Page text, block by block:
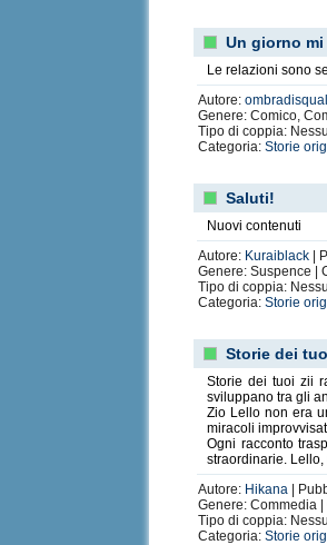
Un giorno
Le relazioni sono
Autore:
Genere: Comico,
Tipo di coppia:
Categoria:Storie
Saluti!
Nuovi contenuti
Autore: Kuraiblack |
Genere: Suspence |
Tipo di coppia:
Categoria:Storie
Storie dei
Storie dei tuoi zii
sviluppano tra gli
Zio Lello non era
miracoli
Ogni racconto
straordinarie.
Autore: Hikana |
Genere: Commedia
Tipo di coppia:
Categoria:Storie